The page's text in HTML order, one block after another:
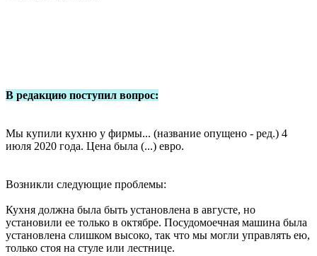
В редакцию поступил вопрос:
Мы купили кухню у фирмы... (название опущено - ред.) 4
июля 2020 года. Цена была (...) евро.
Возникли следующие проблемы:
Кухня должна была быть установлена ​​в августе, но
установили ее только в октябре. Посудомоечная машина была
установлена ​​слишком высоко, так что мы могли управлять ею,
только стоя на стуле или лестнице.